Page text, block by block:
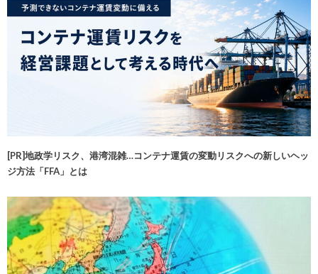
[PR]地政学リスク、港湾混雑…コンテナ運賃の変動リスクへの新しいヘッ
ジ方法「FFA」とは